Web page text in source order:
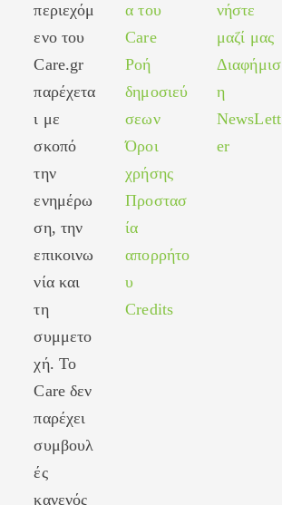
περιεχόμ
ενο του
Care.gr
παρέχετα
ι με
σκοπό
την
ενημέρω
ση, την
επικοινω
νία και
τη
συμμετο
χή. Το
Care δεν
παρέχει
συμβουλ
ές
κανενός
α του
Care
Ροή
δημοσιεύ
σεων
Όροι
χρήσης
Προστασ
ία
απορρήτο
υ
Credits
νήστε
μαζί μας
Διαφήμισ
η
NewsLett
er